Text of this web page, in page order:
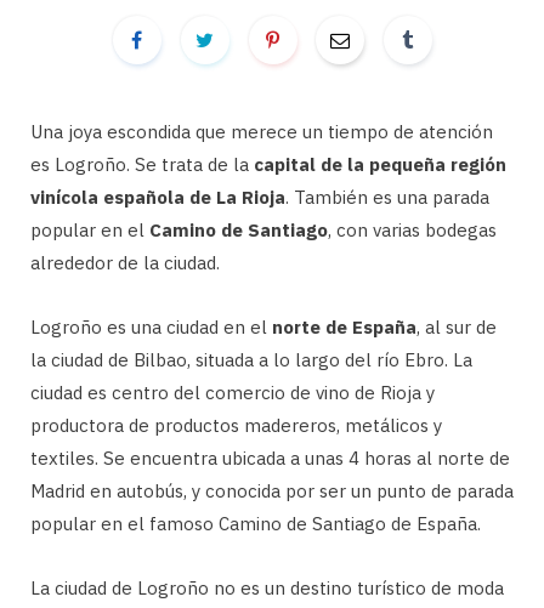
Una joya escondida que merece un tiempo de atención
es Logroño. Se trata de la capital de la pequeña región
vinícola española de La Rioja. También es una parada
popular en el Camino de Santiago, con varias bodegas
alrededor de la ciudad.
Logroño es una ciudad en el norte de España, al sur de
la ciudad de Bilbao, situada a lo largo del río Ebro. La
ciudad es centro del comercio de vino de Rioja y
productora de productos madereros, metálicos y
textiles. Se encuentra ubicada a unas 4 horas al norte de
Madrid en autobús, y conocida por ser un punto de parada
popular en el famoso Camino de Santiago de España.
La ciudad de Logroño no es un destino turístico de moda